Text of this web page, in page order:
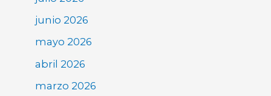
junio 2026
mayo 2026
abril 2026
marzo 2026